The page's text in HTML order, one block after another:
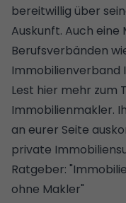
bereitwillig über
Auskunft. Auch eine
Berufsverbänden
Immobilienverband
Lest hier mehr zum
Immobilienmakler.
an eurer Seite
private
Ratgeber: "
ohne Makler"